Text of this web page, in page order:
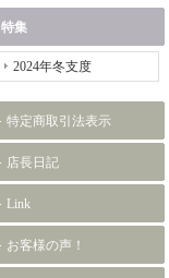
特集
2024年冬支度
特定商取引法表示
店長日記
Link
お客様の声！